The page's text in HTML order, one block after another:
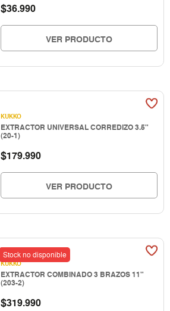
$36.990
VER PRODUCTO
KUKKO
EXTRACTOR UNIVERSAL CORREDIZO 3.5"
(20-1)
$179.990
VER PRODUCTO
Stock no disponible
KUKKO
EXTRACTOR COMBINADO 3 BRAZOS 11"
(203-2)
$319.990